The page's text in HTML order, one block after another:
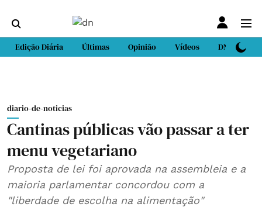
Edição Diária Últimas Opinião Vídeos DN Sport
diario-de-noticias
Cantinas públicas vão passar a ter
menu vegetariano
Proposta de lei foi aprovada na assembleia e a
maioria parlamentar concordou com a
"liberdade de escolha na alimentação"